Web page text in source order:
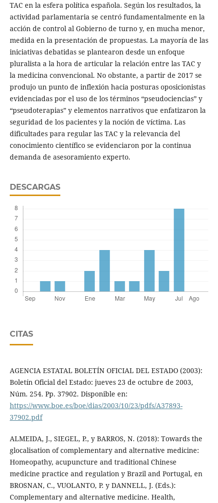
TAC en la esfera política española. Según los resultados, la
actividad parlamentaria se centró fundamentalmente en la
acción de control al Gobierno de turno y, en mucha menor,
medida en la presentación de propuestas. La mayoría de las
iniciativas debatidas se plantearon desde un enfoque
pluralista a la hora de articular la relación entre las TAC y
la medicina convencional. No obstante, a partir de 2017 se
produjo un punto de inflexión hacia posturas oposicionistas
evidenciadas por el uso de los términos “pseudociencias” y
“pseudoterapias” y elementos narrativos que enfatizaron la
seguridad de los pacientes y la noción de víctima. Las
dificultades para regular las TAC y la relevancia del
conocimiento científico se evidenciaron por la continua
demanda de asesoramiento experto.
DESCARGAS
CITAS
AGENCIA ESTATAL BOLETÍN OFICIAL DEL ESTADO (2003):
Boletín Oficial del Estado: jueves 23 de octubre de 2003,
Núm. 254. Pp. 37902. Disponible en:
https://www.boe.es/boe/dias/2003/10/23/pdfs/A37893-
37902.pdf
ALMEIDA, J., SIEGEL, P., y BARROS, N. (2018): Towards the
glocalisation of complementary and alternative medicine:
Homeopathy, acupuncture and traditional Chinese
medicine practice and regulation y Brazil and Portugal, en
BROSNAN, C., VUOLANTO, P. y DANNELL, J. (Eds.):
Complementary and alternative medicine. Health,